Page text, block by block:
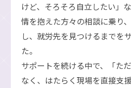
けど、そろそろ自立したい」
情を抱えた方々の相談に乗り
し、就労先を見つけるまでを
た。
サポートを続ける中で、「た
なく、はたらく現場を直接支